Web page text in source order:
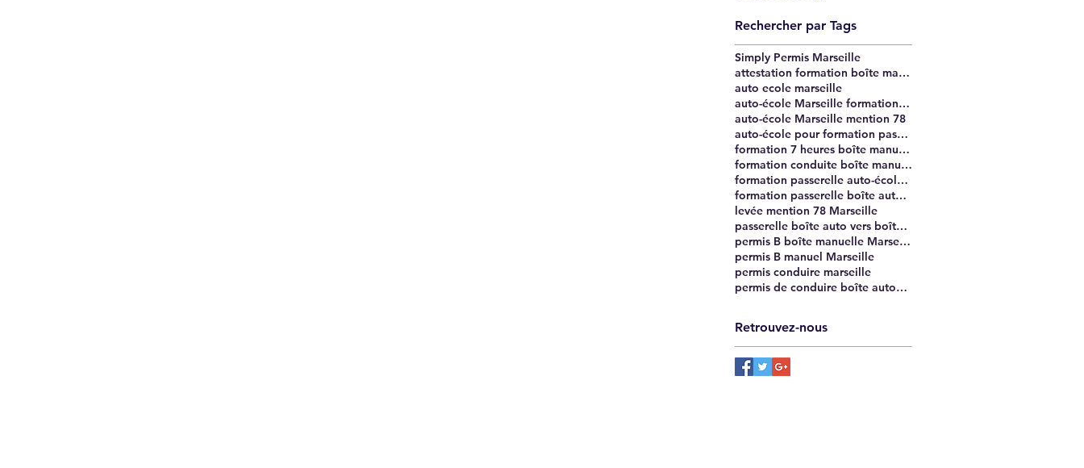
Rechercher par Tags
Simply Permis Marseille
attestation formation boîte manuelle Marseille
auto ecole marseille
auto-école Marseille formation passerelle 7 heures
auto-école Marseille mention 78
auto-école pour formation passerelle Marseille
formation 7 heures boîte manuelle Marseille
formation conduite boîte manuelle Marseille
formation passerelle auto-école Marseille
formation passerelle boîte automatique à boîte manuelle Marseille
levée mention 78 Marseille
passerelle boîte auto vers boîte manuelle Marseille
permis B boîte manuelle Marseille
permis B manuel Marseille
permis conduire marseille
permis de conduire boîte automatique à manuelle Marseille
Retrouvez-nous